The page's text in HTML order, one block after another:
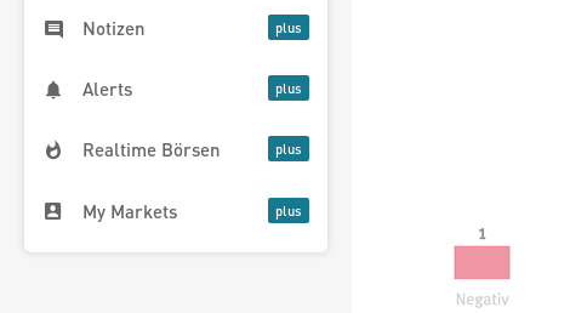
Notizen
Alerts
Realtime Börsen
My Markets